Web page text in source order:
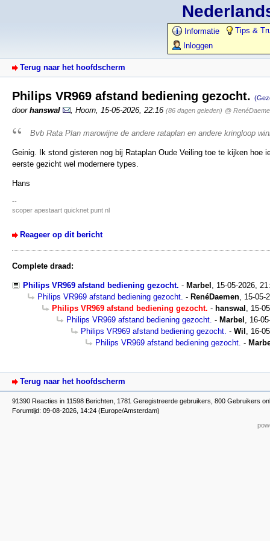
Informatie
Tips &
Inloggen
Terug naar het hoofdscherm
Philips VR969 afstand bediening gezocht.
door hanswal Hoorn 15-05-2026, 22:16 (86 dagen geleden) @
Bvb Rata Plan marowijne de andere rataplan en andere kringloop
Geinig. Ik stond gisteren nog bij Rataplan Oude Veiling toe te kijken hoe
eerste gezicht wel modernere types.
Hans
--
scoper apestaart quicknet punt nl
Reageer op dit bericht
Complete draad:
Philips VR969 afstand bediening gezocht. - Marbel , 15-05-2026,
Philips VR969 afstand bediening gezocht. - RenéDaemen, 15-05-
Philips VR969 afstand bediening gezocht. - hanswal , 15-
Philips VR969 afstand bediening gezocht. - Marbel , 16-
Philips VR969 afstand bediening gezocht. - Wil , 16-
Philips VR969 afstand bediening gezocht. -
Terug naar het hoofdscherm
91390 Reacties in 11598 Berichten, 1781 Geregistreerde gebruikers, 800 Gebruikers
Forumtijd: 09-08-2026, 14:24 (Europe/Amsterdam)